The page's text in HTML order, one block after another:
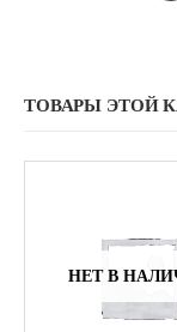
ТОВАРЫ ЭТОЙ
НЕТ В